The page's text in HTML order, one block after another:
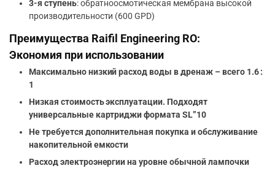
3-я ступень: обратноосмотическая мембрана высокой
производительности (600 GPD)
Преимущества Raifil Engineering RO:
Экономия при использовании
Максимально низкий расход воды в дренаж – всего 1.6 :
1
Низкая стоимость эксплуатации. Подходят
универсальные картриджи формата SL”10
Не требуется дополнительная покупка и обслуживание
накопительной емкости
Расход электроэнергии на уровне обычной лампочки